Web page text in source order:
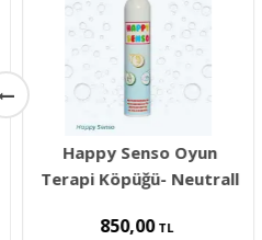
Happy Senso Oyun
Terapi Köpüğü- Neutrall
850,00TL